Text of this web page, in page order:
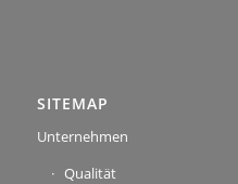
SITEMAP
Unternehmen
Qualität